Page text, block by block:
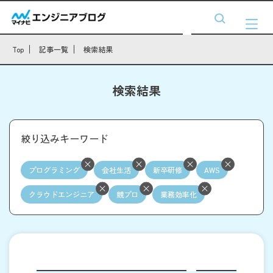
Top 記事一覧 検索結果
検索結果
絞り込みキーワード
プログラミング 会社生活 新卒研修 AWS
クラウドエンジニア 競プロ 業務効率化